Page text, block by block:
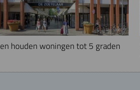
houden woningen tot 5 graden